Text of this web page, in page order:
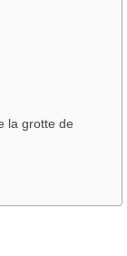
la grotte de